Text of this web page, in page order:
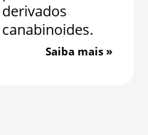
derivados
canabinoides.
Saiba mais »